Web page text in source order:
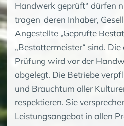
Handwerk geprüft“ dürfen
tragen, deren Inhaber,
Angestellte „Geprüfte
„Bestattermeister“ sind. Die
Prüfung wird vor der
abgelegt. Die Betriebe
und Brauchtum aller
respektieren. Sie
Leistungsangebot in allen